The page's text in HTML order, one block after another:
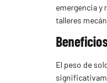
emergencia y
talleres
El peso de